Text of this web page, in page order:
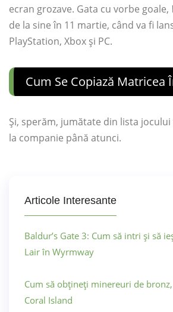
ecran grozave. Gata cu vorbe goale,
de la sine în 11 martie, când va fi
PlayStation, Xbox și PC.
Cum Se Copiază Matricea
Și, sperăm, jumătate din lista
la companie până atunci.
Articole Interesante
Baldur’s Gate 3: Cum să intri și să
Lair în Wyrmway
Cum să obțineți minereuri de
Coral Island